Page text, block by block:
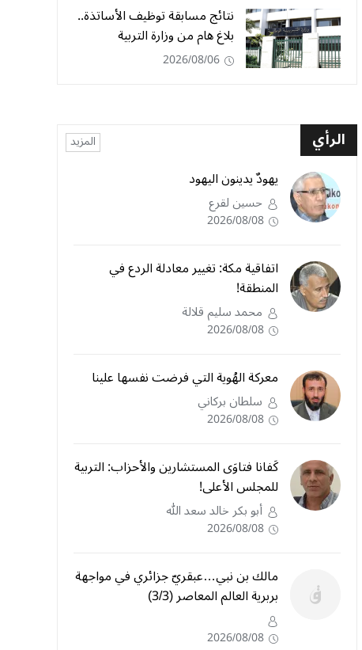
نتائج مسابقة توظيف الأساتذة..
بلاغ هام من وزارة التربية
2026/08/06
الرأي المزيد
يهودٌ يدينون اليهود
حسين لقرع
2026/08/08
اتفاقية مكة: تغيير معادلة الردع في
المنطقة!
محمد سليم قلالة
2026/08/08
معركة الهُوية التي فرضت نفسها علينا
سلطان بركاني
2026/08/08
كَفانا فتاوَى المستشارين والأحزاب: التربية
للمجلس الأعلى!
أبو بكر خالد سعد الله
2026/08/08
مالك بن نبي…عبقريّ جزائري في مواجهة
بربرية العالم المعاصر (3/3)
2026/08/08